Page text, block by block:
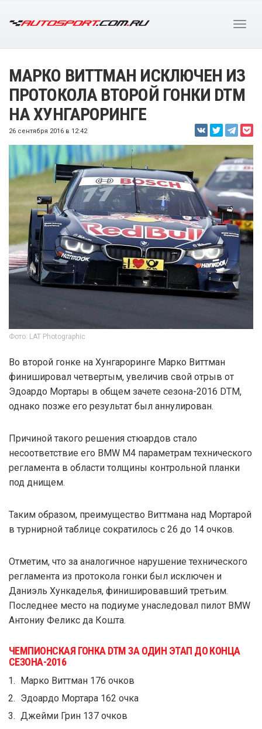
МАРКО ВИТТМАН ИСКЛЮЧЕН ИЗ
ПРОТОКОЛА ВТОРОЙ ГОНКИ DTM
НА ХУНГАРОРИНГЕ
26 сентября 2016 в 12:42
Фото: LAT Photographic
Во второй гонке на Хунгароринге Марко Виттман
финишировал четвертым, увеличив свой отрыв от
Эдоардо Мортары в общем зачете сезона-2016 DTM,
однако позже его результат был аннулирован.
Причиной такого решения стюардов стало
несоответствие его BMW M4 параметрам технического
регламента в области толщины контрольной планки
под днищем.
Таким образом, преимущество Виттмана над Мортарой
в турнирной таблице сократилось с 26 до 14 очков.
Отметим, что за аналогичное нарушение технического
регламента из протокола гонки был исключен и
Даниэль Хункаделья, финишировавший третьим.
Последнее место на подиуме унаследовал пилот BMW
Антониу Феликс да Кошта.
ЧЕМПИОНСКАЯ ГОНКА DTM ЗА ОДИН ЭТАП ДО КОНЦА
СЕЗОНА-2016
Марко Виттман 176 очков
Эдоардо Мортара 162 очка
Джейми Грин 137 очков